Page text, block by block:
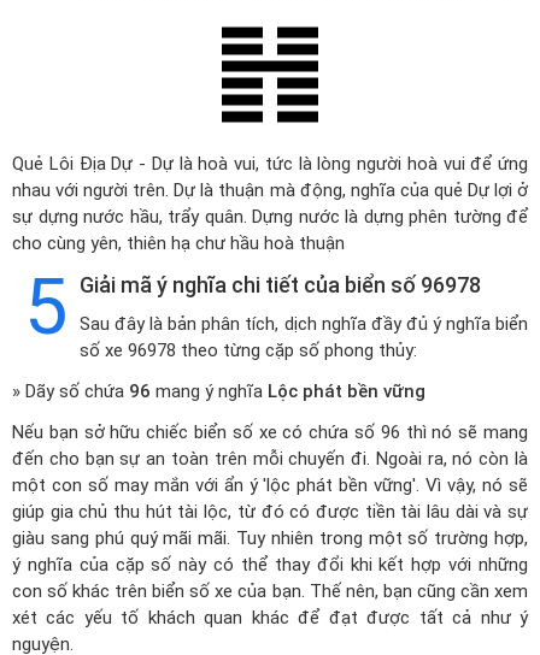
Quẻ Lôi Địa Dự - Dự là hoà vui, tức là lòng người hoà vui để ứng
nhau với người trên. Dự là thuận mà động, nghĩa của quẻ Dự lợi ở
sự dựng nước hầu, trẩy quân. Dựng nước là dựng phên tường để
cho cùng yên, thiên hạ chư hầu hoà thuận
5 Giải mã ý nghĩa chi tiết của biển số 96978
Sau đây là bản phân tích, dịch nghĩa đầy đủ ý nghĩa biển
số xe 96978 theo từng cặp số phong thủy:
» Dãy số chứa 96 mang ý nghĩa Lộc phát bền vững
Nếu bạn sở hữu chiếc biển số xe có chứa số 96 thì nó sẽ mang
đến cho bạn sự an toàn trên mỗi chuyến đi. Ngoài ra, nó còn là
một con số may mắn với ẩn ý 'lộc phát bền vững'. Vì vậy, nó sẽ
giúp gia chủ thu hút tài lộc, từ đó có được tiền tài lâu dài và sự
giàu sang phú quý mãi mãi. Tuy nhiên trong một số trường hợp,
ý nghĩa của cặp số này có thể thay đổi khi kết hợp với những
con số khác trên biển số xe của bạn. Thế nên, bạn cũng cần xem
xét các yếu tố khách quan khác để đạt được tất cả như ý
nguyện.